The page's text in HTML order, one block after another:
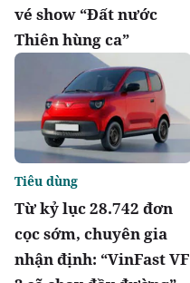
vé show “Đất nước
Thiên hùng ca”
Từ kỷ lục 28.742 đơn
cọc sớm, chuyên gia
nhận định: “VinFast VF
Tiêu dùng